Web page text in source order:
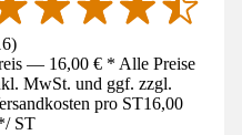
)
— 16,00 € * Alle Preise
MwSt. und ggf. zzgl.
pro ST16,00
/ ST